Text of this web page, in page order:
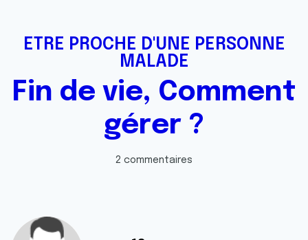
ETRE PROCHE D'UNE PERSONNE
MALADE
Fin de vie, Comment
gérer ?
2 commentaires